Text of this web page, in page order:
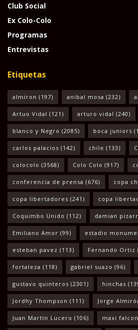
Club Social
Ex Colo-Colo
Programas
Entrevistas
Etiquetas
almiron (197) anibal mosa (232)
Artuo Vidal (121) arturo vidal (240)
blanco y Negro (2085) boca juniors
carlos palacios (142) chile (133)
colocolo (3568) Colo Colo (917)
conferencia de prensa (676) copa
copa libertadores (241) copa
Coquimbo Unido (112) damian
Emiliano Amor (99) estadio
esteban pavez (113) Fernando Ortiz
fortaleza (118) gabriel suazo (96)
gustavo quinteros (2301) hinchas
Jordhy Thompson (111) Jorge
Juan Martín Lucero (106) maxi falcon